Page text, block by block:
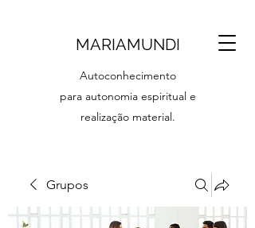
MARIAMUNDI
Autoconhecimento
para autonomia espiritual e
realização material.
Grupos